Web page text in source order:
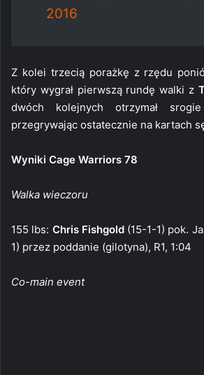
2016
Z kolei trzecią porażkę z rzędu
który wygrał pierwszą rundę walki z
dwóch kolejnych otrzymał
przegrywając ostatecznie na kartach
Wyniki Cage Warriors 78
Walka wieczoru
155 lbs: Chris Fishgold(15-1-1) pok.
1) przez poddanie (gilotyna), R1, 1:04
Co-main event